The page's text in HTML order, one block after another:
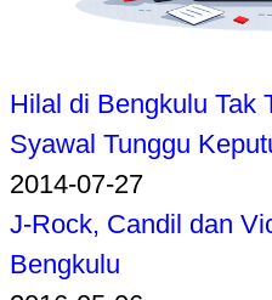
Hilal di Bengkulu Tak
Syawal Tunggu
2014-07-27
J-Rock, Candil dan
Bengkulu